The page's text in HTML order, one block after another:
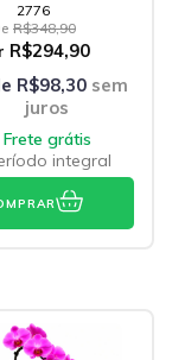
2776
R$348,90
R$294,90
R$98,30 sem
juros
Frete grátis
integral